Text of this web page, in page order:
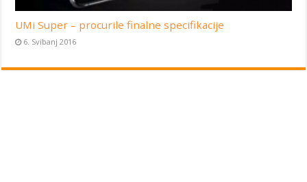
UMi Super – procurile finalne specifikacije
6. Svibanj 2016